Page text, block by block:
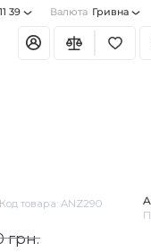
39 Валюта Гривна
Код товара: ANZ290
грн.